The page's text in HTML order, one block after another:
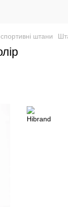
спортивні штани